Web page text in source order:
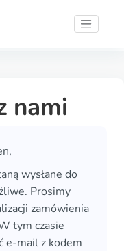
nami
wysłane do
Prosimy
zamówienia
tym czasie
e-mail z kodem